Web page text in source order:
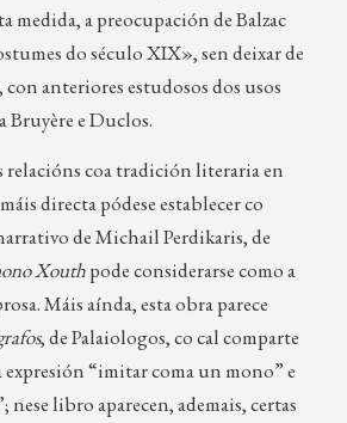
medida, a preocupación de Balzac
do século XIX», sen deixar de
con anteriores estudosos dos usos
Bruyère e Duclos.
relacións coa tradición literaria en
directa pódese establecer co
de Michail Perdikaris, de
Xouthpode considerarse como a
Máis aínda, esta obra parece
, de Palaiologos, co cal comparte
“imitar coma un mono” e
nese libro aparecen, ademais, certas